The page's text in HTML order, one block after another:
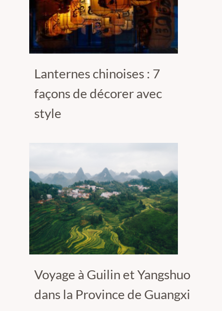
Lanternes chinoises : 7
façons de décorer avec
style
Voyage à Guilin et Yangshuo
dans la Province de Guangxi